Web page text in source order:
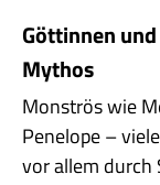
Göttinnen
Mythos
Monströs wie
Penelope –
vor allem